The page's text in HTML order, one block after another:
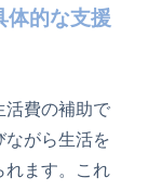
体的な支援
活費の補助で
ながら生活を
れます。これ